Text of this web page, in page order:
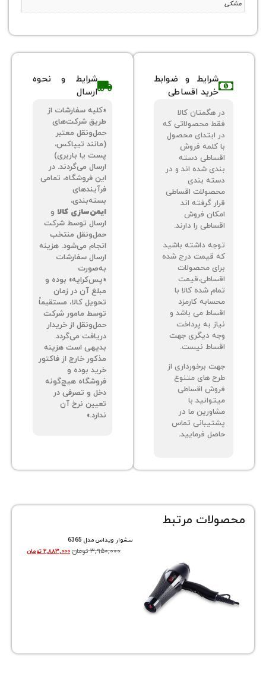
شرایط و ضوابط
خرید اقساطی
محصولاتی که
ابتدای محصول
شده اند و در
اقساطی
را دارند.
داشته باشید
قیمت درج شده
شده کالا با
می باشد و
به پرداخت
دیگری جهت
برخورداری از
های متنوع
تماس
شرایط و نحوه
«کلیه سفارشات از
طریق شرکت‌های
حمل‌ونقل معتبر
(مانند تیپاکس،
پست یا باربری)
ارسال می‌گردند. در
این فروشگاه، تمامی
ایمن‌سازی کالاو
ارسال توسط شرکت
حمل‌ونقل منتخب
انجام می‌شود. هزینه
ارسال سفارشات
«پس‌کرایه» بوده و
مبلغ آن در زمان
تحویل کالا، مستقیماً
توسط مامور شرکت
حمل‌ونقل از خریدار
دریافت می‌گردد.
بدیهی است هزینه
مذکور خارج از فاکتور
فروشگاه هیچ‌گونه
دخل و تصرفی در
مرتبط
سشوار ویداس مدل 6365
تومان ۲,۸۸۳,۰۰۰ تومان